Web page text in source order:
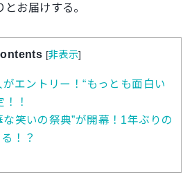
お届けする。
[非表示]
エントリー！“もっとも面白い
！
笑いの祭典”が開幕！1年ぶりの
！？